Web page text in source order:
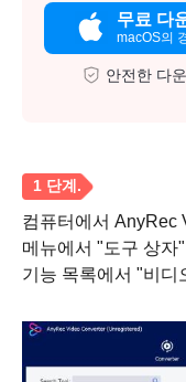
무료 다
macOS의
안전한 다
컴퓨터에서 AnyRec
메뉴에서 "도구 상자
기능 목록에서 "비디